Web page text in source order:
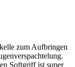
zum Aufbringen
Softgriff ist super